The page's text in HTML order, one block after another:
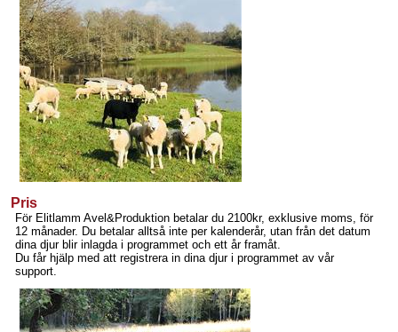
Pris
För Elitlamm Avel&Produktion betalar du 2100kr, exklusive moms, för
12 månader. Du betalar alltså inte per kalenderår, utan från det datum
dina djur blir inlagda i programmet och ett år framåt.
Du får hjälp med att registrera in dina djur i programmet av vår
support.